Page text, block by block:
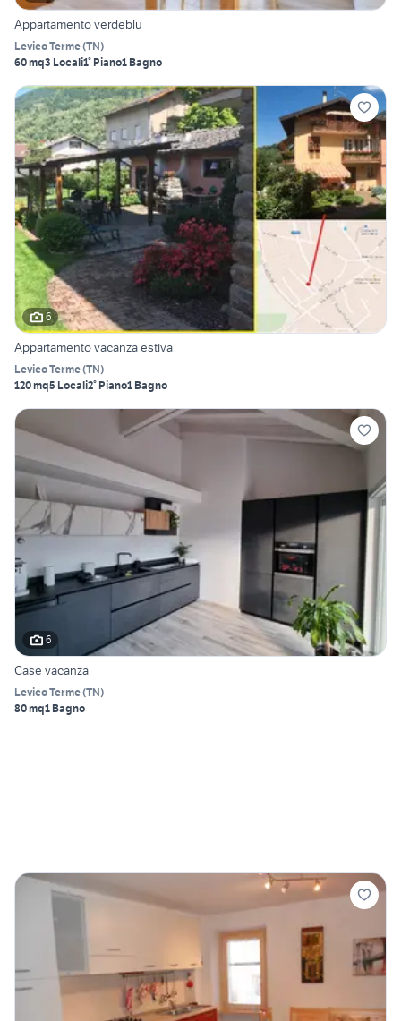
Appartamento verdeblu
Levico Terme(TN)
60 mq3 Locali1° Piano1 Bagno
6
Appartamento vacanza estiva
Levico Terme(TN)
120 mq5 Locali2° Piano1 Bagno
6
Case vacanza
Levico Terme(TN)
80 mq1 Bagno